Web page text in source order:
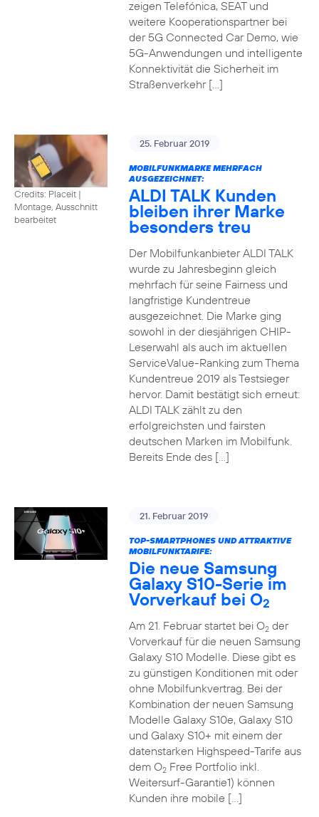
zeigen Telefónica, SEAT und
weitere Kooperationspartner bei
der 5G Connected Car Demo, wie
5G-Anwendungen und intelligente
Konnektivität die Sicherheit im
Straßenverkehr […]
Credits: Placeit |
Montage, Ausschnitt
bearbeitet
25. Februar 2019
MOBILFUNKMARKE MEHRFACH
AUSGEZEICHNET:
ALDI TALK Kunden
bleiben ihrer Marke
besonders treu
Der Mobilfunkanbieter ALDI TALK
wurde zu Jahresbeginn gleich
mehrfach für seine Fairness und
langfristige Kundentreue
ausgezeichnet. Die Marke ging
sowohl in der diesjährigen CHIP-
Leserwahl als auch im aktuellen
ServiceValue-Ranking zum Thema
Kundentreue 2019 als Testsieger
hervor. Damit bestätigt sich erneut:
ALDI TALK zählt zu den
erfolgreichsten und fairsten
deutschen Marken im Mobilfunk.
Bereits Ende des […]
21. Februar 2019
TOP-SMARTPHONES UND ATTRAKTIVE
MOBILFUNKTARIFE:
Die neue Samsung
Galaxy S10-Serie im
Vorverkauf bei O2
Am 21. Februar startet bei O2der
Vorverkauf für die neuen Samsung
Galaxy S10 Modelle. Diese gibt es
zu günstigen Konditionen mit oder
ohne Mobilfunkvertrag. Bei der
Kombination der neuen Samsung
Modelle Galaxy S10e, Galaxy S10
und Galaxy S10+ mit einem der
datenstarken Highspeed-Tarife aus
dem O2Free Portfolio inkl.
Weitersurf-Garantie1) können
Kunden ihre mobile […]